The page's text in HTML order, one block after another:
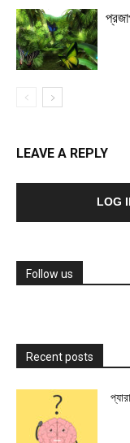
LEAVE A REPLY
LOG
Follow us
Recent posts